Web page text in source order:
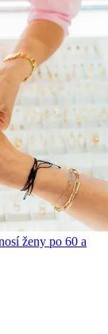
ženy po 60 a